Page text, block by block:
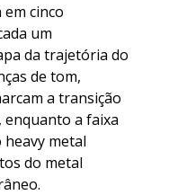
em cinco
um
da trajetória do
de tom,
a transição
a faixa
metal
do metal